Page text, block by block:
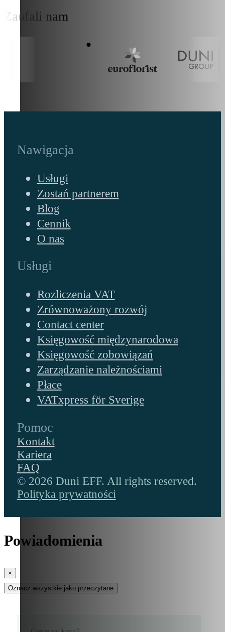
Zaufali nam
Nawigacja
Usługi
Zostań partnerem
Blog
Cennik
O nas
Usługi
Rozliczenia VAT
Zrównoważony rozwój
Contact center
Księgowość międzynarodowa
Księgowość zobowiązań
Zarządzanie należnościami
Płace
VATxpress för Sverige
Pomoc
Kontakt
Kariera
FAQ
© 2026 Duni EFF. All rights reserved.
Polityka prywatności
Powiadomienia
×
Oznacz wszystkie jako przeczytane